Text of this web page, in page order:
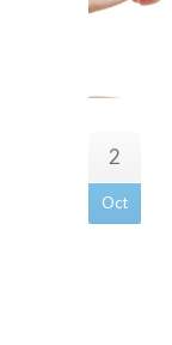
2
Oct